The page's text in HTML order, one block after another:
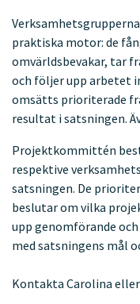
praktiska motor: de
omvärldsbevakar, tar
och följer upp arbetet
omsätts prioriterade
resultat i satsningen.
Projektkommittén
respektive
satsningen. De
beslutar om vilka
upp genomförande
med satsningens mål
Kontakta Carolina